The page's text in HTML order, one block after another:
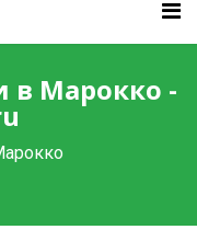
в Марокко -